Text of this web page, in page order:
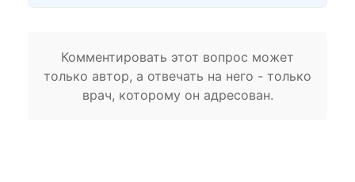
Комментировать этот вопрос может
только автор, а отвечать на него - только
врач, которому он адресован.